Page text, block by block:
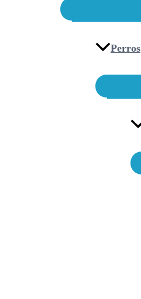
Perros